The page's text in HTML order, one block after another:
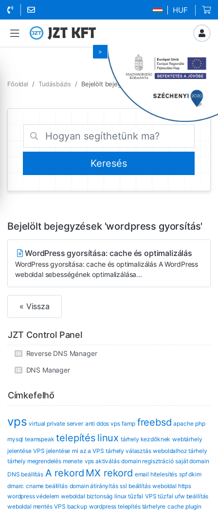
| HUF
Főoldal Tudásbázis Bejelölt bejegyzések wordpress gyorsítás
Bejelölt bejegyzések 'wordpress gyorsítás'
WordPress gyorsítása: cache és optimalizálás
WordPress gyorsítása: cache és optimalizálás A WordPress
weboldal sebességének optimalizálása...
« Vissza
JZT Control Panel
Reverse DNS Manager
DNS Manager
Címkefelhő
vps virtual private server anti ddos vps famp freebsd apache php
mysql teamspeak telepítés linux tárhely kezdőknek webtárhely
jelentése VPS jelentése mi az a VPS tárhely választás weboldalhoz tárhely
tárhely megrendelés menete vps aktiválás domain regisztráció saját domain
DNS beállítás A rekord MX rekord email hitelesítés spf dkim
dmarc cname beállítás domain átirányítás ssl beállítás weboldal https
wordpress védelem weboldal biztonság linux tűzfal VPS tűzfal ufw beállítás
weboldal mentés VPS backup wordpress telepítés tárhelyre cache plugin